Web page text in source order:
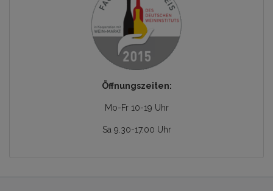
Öffnungszeiten:
Mo-Fr 10-19 Uhr
Sa 9.30-17.00 Uhr